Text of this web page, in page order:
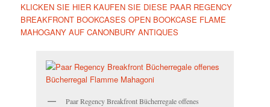
KLICKEN SIE HIER KAUFEN SIE DIESE PAAR REGENCY
BREAKFRONT BOOKCASES OPEN BOOKCASE FLAME
MAHOGANY AUF CANONBURY ANTIQUES
Paar Regency Breakfront Bücherregale offenes